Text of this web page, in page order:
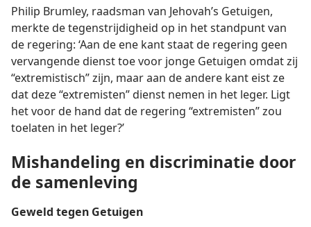
Philip Brumley, raadsman van Jehovah’s Getuigen,
merkte de tegenstrijdigheid op in het standpunt van
de regering: ‘Aan de ene kant staat de regering geen
vervangende dienst toe voor jonge Getuigen omdat zij
“extremistisch” zijn, maar aan de andere kant eist ze
dat deze “extremisten” dienst nemen in het leger. Ligt
het voor de hand dat de regering “extremisten” zou
toelaten in het leger?’
Mishandeling en discriminatie door
de samenleving
Geweld tegen Getuigen